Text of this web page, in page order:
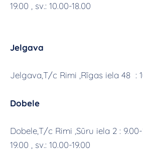
19.00 , sv.: 10.00-18.00
Jelgava
Jelgava,T/c Rimi ,Rīgas iela 48 :
Dobele
Dobele,T/c Rimi ,Sūru iela 2 :
19.00 , sv.: 10.00-19.00